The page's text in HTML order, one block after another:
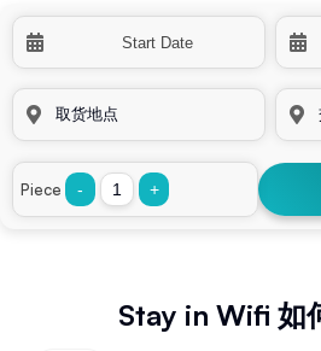
Piece - +
Stay in Wifi 如